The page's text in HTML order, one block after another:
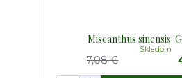
Miscanthus sinensis
7,08 €
Skladom